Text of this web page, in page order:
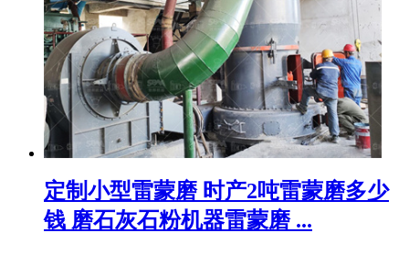
定制小型雷蒙磨 时产2吨雷蒙磨多少
钱 磨石灰石粉机器雷蒙磨 ...